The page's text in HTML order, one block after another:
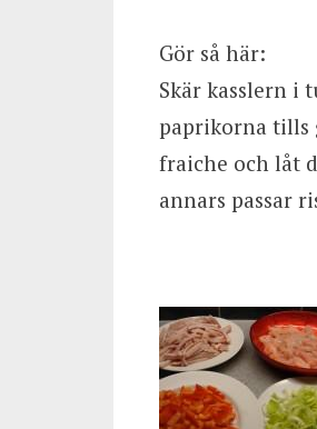
Gör så här:
Skär kasslern i
paprikorna tills
fraiche och låt
annars passar